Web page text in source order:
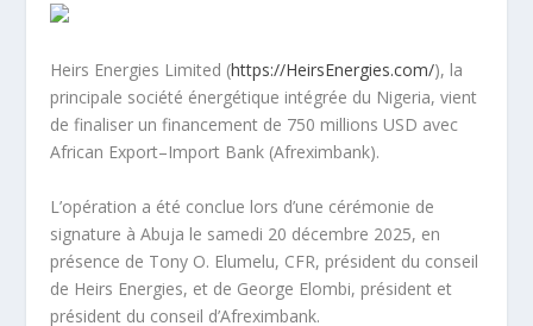
Heirs Energies Limited (https://HeirsEnergies.com/), la
principale société énergétique intégrée du Nigeria, vient
de finaliser un financement de 750 millions USD avec
African Export–Import Bank (Afreximbank).
L’opération a été conclue lors d’une cérémonie de
signature à Abuja le samedi 20 décembre 2025, en
présence de Tony O. Elumelu, CFR, président du conseil
de Heirs Energies, et de George Elombi, président et
président du conseil d’Afreximbank.